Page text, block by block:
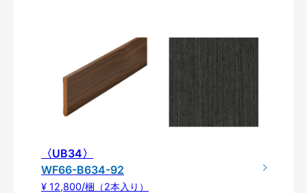
〈UB34〉
WF66-B634-92
¥ 12,800/梱（2本入り）